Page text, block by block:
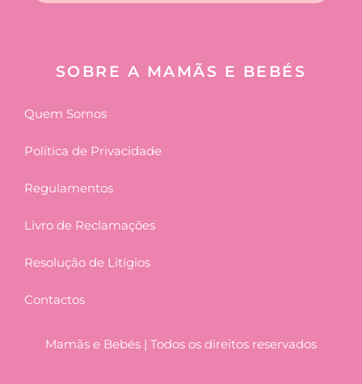
SOBRE A MAMÃS E BEBÉS
Quem Somos
Política de Privacidade
Regulamentos
Livro de Reclamações
Resolução de Litígios
Contactos
Mamãs e Bebés | Todos os direitos reservados